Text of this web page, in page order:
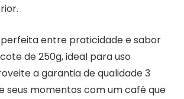
entre praticidade e sabor
de 250g, ideal para uso
a garantia de qualidade 3
seus momentos com um café que